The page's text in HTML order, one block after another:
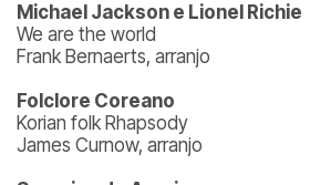
Michael Jackson e Lionel Richie
We are the world
Frank Bernaerts, arranjo
Folclore Coreano
Korian folk Rhapsody
James Curnow, arranjo